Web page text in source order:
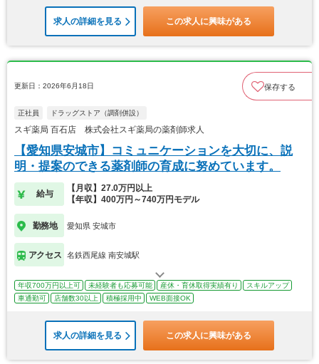
求人の詳細を見る この求人に興味がある
更新日：2026年6月18日 保存する
正社員 ドラッグストア（調剤併設）
スギ薬局 百石店 株式会社スギ薬局の薬剤師求人
【愛知県安城市】コミュニケーションを大切に、説
明・提案のできる薬剤師の育成に努めています。
給与
【月収】27.0万円以上
【年収】400万円～740万円モデル
勤務地 愛知県 安城市
アクセス 名鉄西尾線 南安城駅
年収700万円以上可 未経験者も応募可能 産休・育休取得実績有り
スキルアップ
車通勤可
店舗数30以上 積極採用中 WEB面接OK
求人の詳細を見る この求人に興味がある